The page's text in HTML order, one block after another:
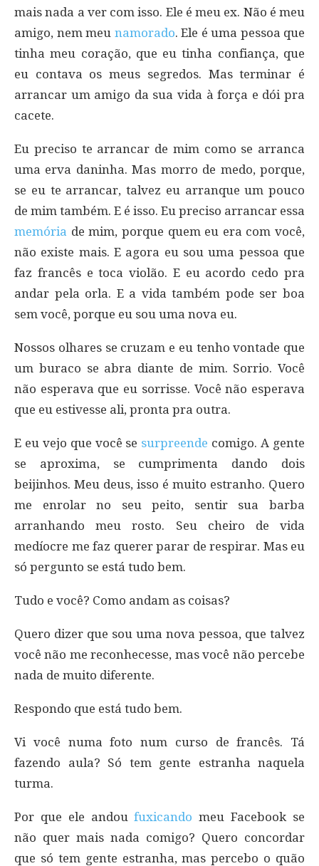
mais nada a ver com isso. Ele é meu ex. Não é meu
amigo, nem meu namorado. Ele é uma pessoa que
tinha meu coração, que eu tinha confiança, que
eu contava os meus segredos. Mas terminar é
arrancar um amigo da sua vida à força e dói pra
cacete.
Eu preciso te arrancar de mim como se arranca
uma erva daninha. Mas morro de medo, porque,
se eu te arrancar, talvez eu arranque um pouco
de mim também. E é isso. Eu preciso arrancar essa
memória de mim, porque quem eu era com você,
não existe mais. E agora eu sou uma pessoa que
faz francês e toca violão. E eu acordo cedo pra
andar pela orla. E a vida também pode ser boa
sem você, porque eu sou uma nova eu.
Nossos olhares se cruzam e eu tenho vontade que
um buraco se abra diante de mim. Sorrio. Você
não esperava que eu sorrisse. Você não esperava
que eu estivesse ali, pronta pra outra.
E eu vejo que você se surpreende comigo. A gente
se aproxima, se cumprimenta dando dois
beijinhos. Meu deus, isso é muito estranho. Quero
me enrolar no seu peito, sentir sua barba
arranhando meu rosto. Seu cheiro de vida
medíocre me faz querer parar de respirar. Mas eu
só pergunto se está tudo bem.
Tudo e você? Como andam as coisas?
Quero dizer que sou uma nova pessoa, que talvez
você não me reconhecesse, mas você não percebe
nada de muito diferente.
Respondo que está tudo bem.
Vi você numa foto num curso de francês. Tá
fazendo aula? Só tem gente estranha naquela
turma.
Por que ele andoufuxicando meu Facebook se
não quer mais nada comigo? Quero concordar
que só tem gente estranha, mas percebo o quão